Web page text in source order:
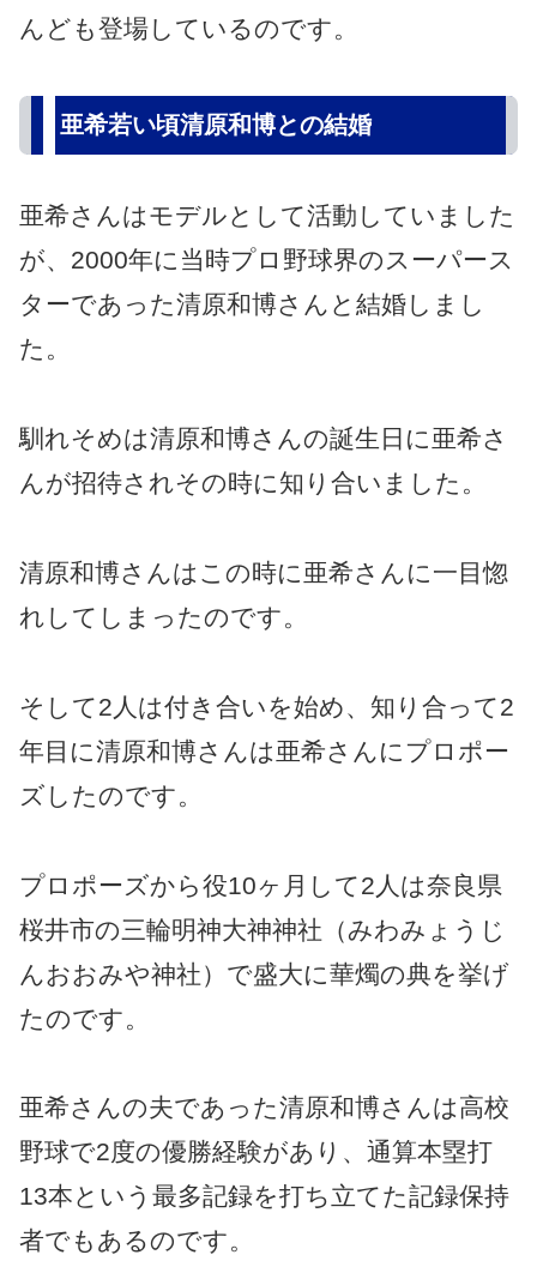
んども登場しているのです。
亜希若い頃清原和博との結婚
亜希さんはモデルとして活動していました
が、2000年に当時プロ野球界のスーパース
ターであった清原和博さんと結婚しまし
た。
馴れそめは清原和博さんの誕生日に亜希さ
んが招待されその時に知り合いました。
清原和博さんはこの時に亜希さんに一目惚
れしてしまったのです。
そして2人は付き合いを始め、知り合って2
年目に清原和博さんは亜希さんにプロポー
ズしたのです。
プロポーズから役10ヶ月して2人は奈良県
桜井市の三輪明神大神神社（みわみょうじ
んおおみや神社）で盛大に華燭の典を挙げ
たのです。
亜希さんの夫であった清原和博さんは高校
野球で2度の優勝経験があり、通算本塁打
13本という最多記録を打ち立てた記録保持
者でもあるのです。